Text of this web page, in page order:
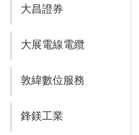
大昌證券
大展電線電纜
敦緯數位服務
鋒鎂工業